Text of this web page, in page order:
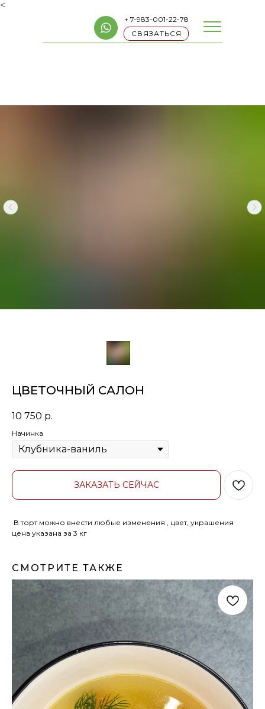
<
+ 7-983-001-22-78
СВЯЗАТЬСЯ
ЦВЕТОЧНЫЙ САЛОН
10 750 р.
Начинка
ЗАКАЗАТЬ СЕЙЧАС
В торт можно внести любые изменения , цвет, украшения
цена указана за 3 кг
СМОТРИТЕ ТАКЖЕ